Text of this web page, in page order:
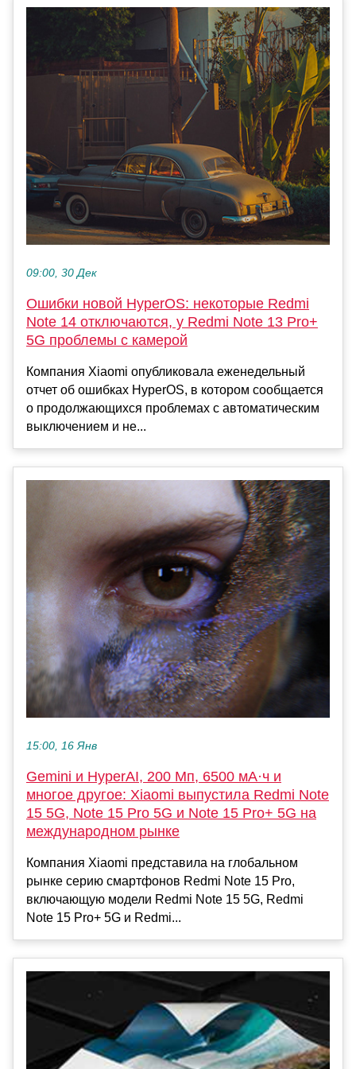
09:00, 30 Дек
Ошибки новой HyperOS: некоторые Redmi
Note 14 отключаются, у Redmi Note 13 Pro+
5G проблемы с камерой
Компания Xiaomi опубликовала еженедельный
отчет об ошибках HyperOS, в котором сообщается
о продолжающихся проблемах с автоматическим
выключением и не...
15:00, 16 Янв
Gemini и HyperAI, 200 Мп, 6500 мА·ч и
многое другое: Xiaomi выпустила Redmi Note
15 5G, Note 15 Pro 5G и Note 15 Pro+ 5G на
международном рынке
Компания Xiaomi представила на глобальном
рынке серию смартфонов Redmi Note 15 Pro,
включающую модели Redmi Note 15 5G, Redmi
Note 15 Pro+ 5G и Redmi...